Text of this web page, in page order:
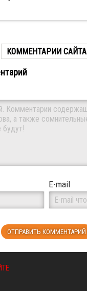
КОММЕНТАРИИ САЙТА
E-mail